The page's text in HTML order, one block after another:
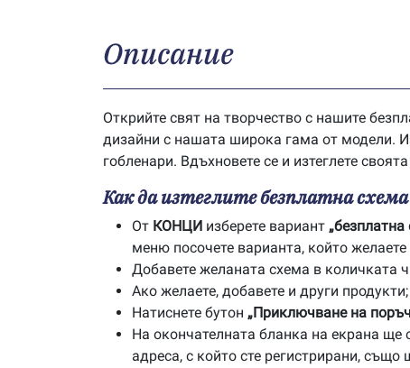
Описание
Открийте свят на творчество с нашите
дизайни с нашата широка гама от модели.
гобленари. Вдъхновете се и изтеглете
Как да изтеглите безплатна схема
От КОНЦИ изберете вариант
меню посочете варианта, който
Добавете желаната схема в количката
Ако желаете, добавете и други продукти;
Натиснете бутон „Приключване на
На окончателната бланка на екрана ще
адреса, с който сте регистрирани, също